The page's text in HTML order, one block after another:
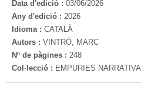
Data d'edició : 03/06/2026
Any d'edició : 2026
Idioma : CATALÀ
Autors : VINTRÓ, MARC
Nº de pàgines : 248
Col·lecció : EMPURIES NARRATIVA